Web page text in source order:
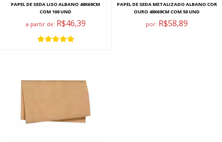
PAPEL DE SEDA LISO ALBANO 49X69CM
COM 100 UND
a partir de: R$46,39
PAPEL DE SEDA METALIZADO ALBANO COR
OURO 49X69CM COM 50 UND
por: R$58,89